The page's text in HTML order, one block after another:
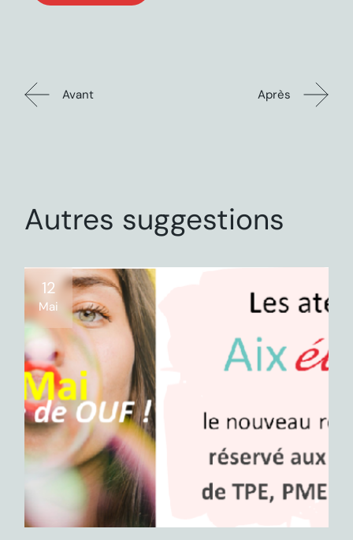
Avant Après
Autres suggestions
12
Mai